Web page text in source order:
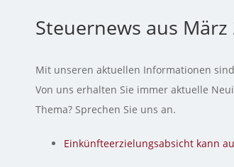
Steuernews aus März
Mit unseren aktuellen Informationen
Von uns erhalten Sie immer aktuelle
Thema? Sprechen Sie uns an.
Einkünfteerzielungsabsicht kann